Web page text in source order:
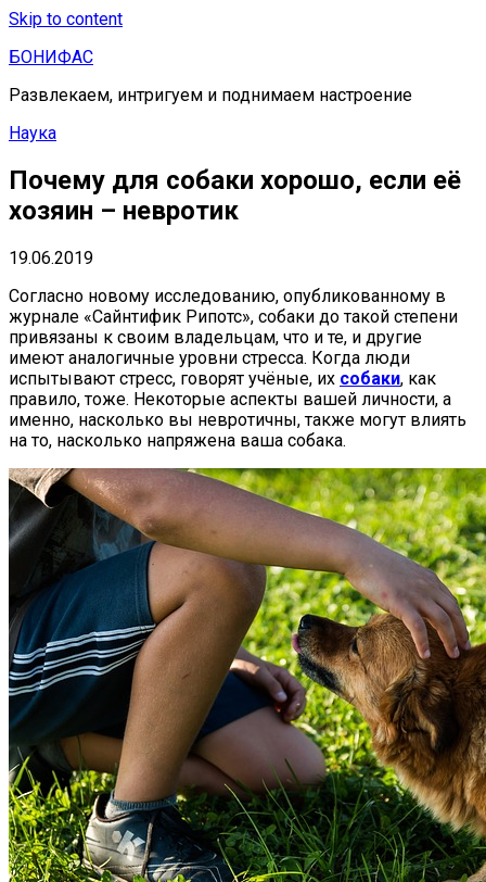
Skip to content
БОНИФАС
Развлекаем, интригуем и поднимаем настроение
Наука
Почему для собаки хорошо, если её
хозяин – невротик
19.06.2019
Согласно новому исследованию, опубликованному в
журнале «Сайнтифик Рипотс», собаки до такой степени
привязаны к своим владельцам, что и те, и другие
имеют аналогичные уровни стресса. Когда люди
испытывают стресс, говорят учёные, их собаки, как
правило, тоже. Некоторые аспекты вашей личности, а
именно, насколько вы невротичны, также могут влиять
на то, насколько напряжена ваша собака.